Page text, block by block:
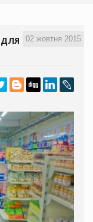
02 жовтня 2015